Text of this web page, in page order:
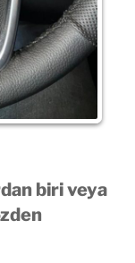
biri veya